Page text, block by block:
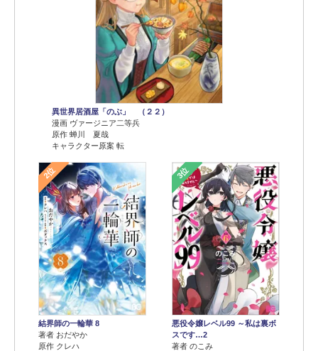
異世界居酒屋「のぶ」 （２２）
漫画 ヴァージニア二等兵
原作 蝉川 夏哉
キャラクター原案 転
2位
結界師の一輪華 8
著者 おだやか
原作 クレハ
3位
悪役令嬢レベル99 ～私は裏ボ
スです…2
著者 のこみ